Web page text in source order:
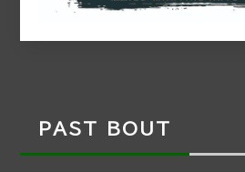
PAST BOUT